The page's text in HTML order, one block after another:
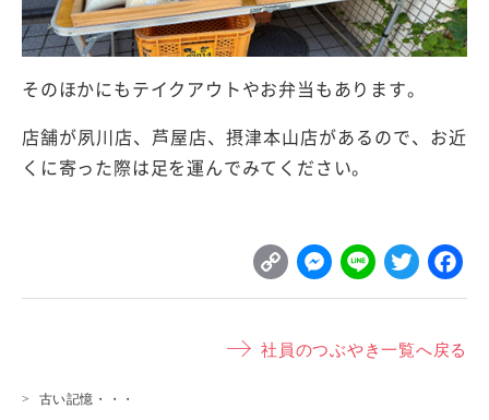
そのほかにもテイクアウトやお弁当もあります。
店舗が夙川店、芦屋店、摂津本山店があるので、お近
くに寄った際は足を運んでみてください。
C
o
y
M
e
s
L
i
e
T
w
t
社員のつぶやき一覧へ戻る
古い記憶・・・